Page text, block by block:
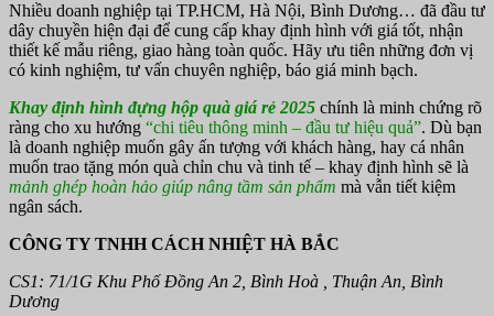
Nhiều doanh nghiệp tại TP.HCM, Hà Nội, Bình Dương… đã đầu tư
dây chuyền hiện đại để cung cấp khay định hình với giá tốt, nhận
thiết kế mẫu riêng, giao hàng toàn quốc. Hãy ưu tiên những đơn vị
có kinh nghiệm, tư vấn chuyên nghiệp, báo giá minh bạch.
Khay định hình đựng hộp quà giá rẻ 2025 chính là minh chứng rõ
ràng cho xu hướng “chi tiêu thông minh – đầu tư hiệu quả”. Dù bạn
là doanh nghiệp muốn gây ấn tượng với khách hàng, hay cá nhân
muốn trao tặng món quà chỉn chu và tinh tế – khay định hình sẽ là
mảnh ghép hoàn hảo giúp nâng tầm sản phẩm mà vẫn tiết kiệm
ngân sách.
CÔNG TY TNHH CÁCH NHIỆT HÀ BẮC
CS1: 71/1G Khu Phố Đồng An 2, Bình Hoà , Thuận An, Bình
Dương